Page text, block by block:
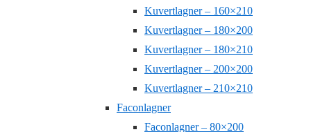
Kuvertlagner – 160×210
Kuvertlagner – 180×200
Kuvertlagner – 180×210
Kuvertlagner – 200×200
Kuvertlagner – 210×210
Faconlagner
Faconlagner – 80×200